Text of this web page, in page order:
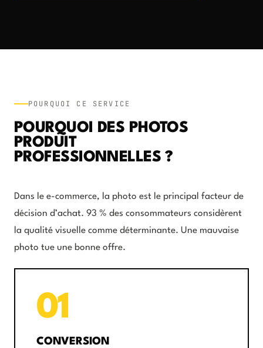
POURQUOI CE SERVICE
POURQUOI DES PHOTOS
PRODUIT
PROFESSIONNELLES ?
Dans le e-commerce, la photo est le principal facteur de
décision d’achat. 93 % des consommateurs considèrent
la qualité visuelle comme déterminante. Une mauvaise
photo tue une bonne offre.
01
CONVERSION